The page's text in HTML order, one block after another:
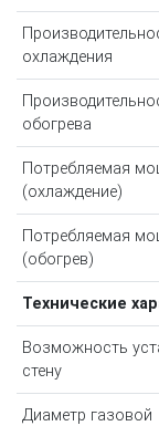
охлаждения
обогрева
Потребляемая
(охлаждение)
Потребляемая
(обогрев)
Технические
Возможность
стену
Диаметр газовой